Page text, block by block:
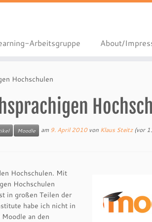
Arbeitsgruppe About/
Hochschulen
Moodle am 9. April 2010 von Klaus Steitz(vor
Hochschulen. Mit
Hochschulen
in großen Teilen der
habe ich nicht in
an den